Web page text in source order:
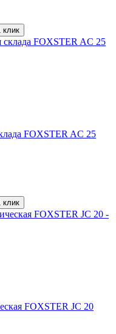
клик
FOXSTER AC 25
клик
FOXSTER JC 20